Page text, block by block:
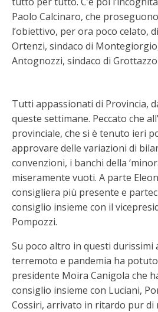
Paolo Calcinaro, che
l’obiettivo, per ora poco celato,
Ortenzi, sindaco di
Antognozzi, sindaco di
Tutti appassionati di Provincia,
queste settimane. Peccato che
provinciale, che si è tenuto ieri
approvare delle variazioni di
convenzioni, i banchi della
miseramente vuoti. A parte
consigliera più presente e
consiglio insieme con il
Pompozzi.
Su poco altro in questi durissimi
terremoto e pandemia ha
presidente Moira Canigola che
consiglio insieme con Luciani,
Cossiri, arrivato in ritardo pur